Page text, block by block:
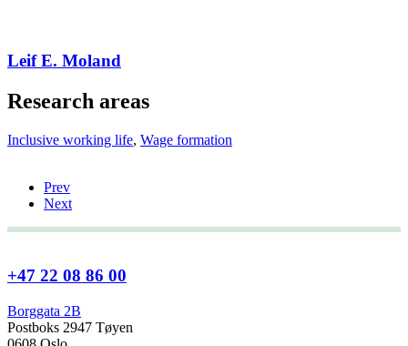
Leif E. Moland
Research areas
Inclusive working life, Wage formation
Prev
Next
+47 22 08 86 00
Borggata 2B
Postboks 2947 Tøyen